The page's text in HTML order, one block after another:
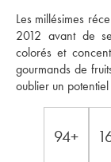
Les millésimes
2012 avant de
colorés et
gourmands de
oublier un
94+